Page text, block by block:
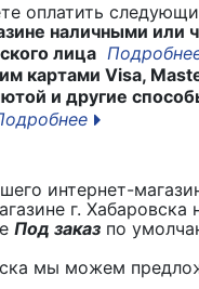
оплатить
наличными или
лица
картами Visa,
и другие
интернет-
г. Хабаровска
Под заказ по
мы можем